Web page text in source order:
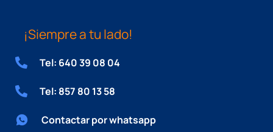
¡Siempre a tu lado!
Tel: 640 39 08 04
Tel: 857 80 13 58
Contactar por whatsapp